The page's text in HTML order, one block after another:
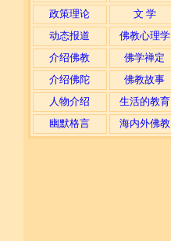
政策理论
文 学
动态报道
佛教心理学
介绍佛教
佛学禅定
介绍佛陀
佛教故事
人物介绍
生活的教育
幽默格言
海内外佛教